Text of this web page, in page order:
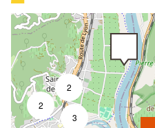
2
2
3